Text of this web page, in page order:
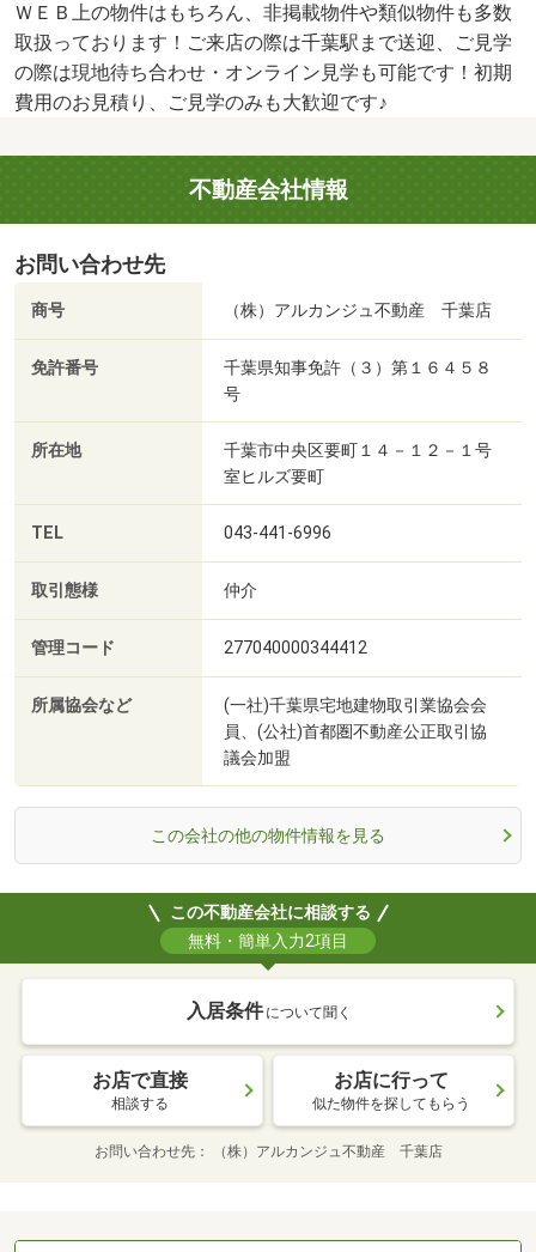
ＷＥＢ上の物件はもちろん、非掲載物件や類似物件も多数
取扱っております！ご来店の際は千葉駅まで送迎、ご見学
の際は現地待ち合わせ・オンライン見学も可能です！初期
費用のお見積り、ご見学のみも大歓迎です♪
不動産会社情報
お問い合わせ先
商号 （株）アルカンジュ不動産 千葉店
免許番号
千葉県知事免許（３）第１６４５８
号
所在地
千葉市中央区要町１４－１２－１号
室ヒルズ要町
TEL 043-441-6996
取引態様 仲介
管理コード 277040000344412
所属協会など
(一社)千葉県宅地建物取引業協会会
員、(公社)首都圏不動産公正取引協
議会加盟
この会社の他の物件情報を見る
この不動産会社に相談する
無料・簡単入力2項目
入居条件 について聞く
お店で直接
相談する
お店に行って
似た物件を探してもらう
お問い合わせ先 （株）アルカンジュ不動産 千葉店